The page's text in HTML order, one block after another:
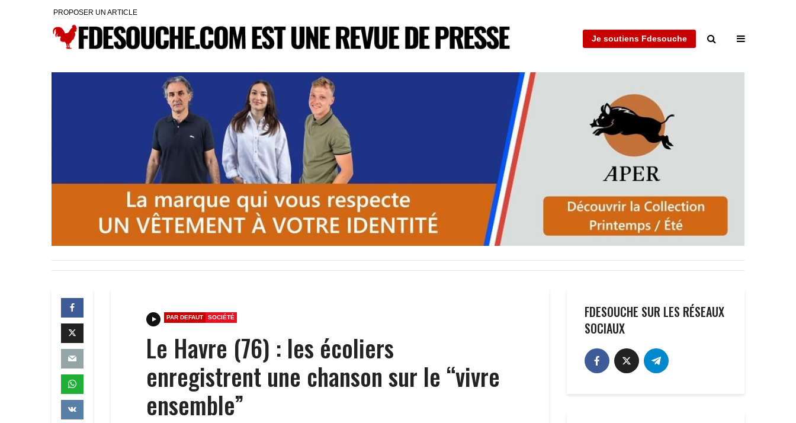
PROPOSER UN ARTICLE
Je soutiens Fdesouche
PAR DEFAUT SOCIÉTÉ
Le Havre (76) : les écoliers
enregistrent une chanson sur le “vivre
ensemble”
FDESOUCHE SUR LES RÉSEAUX
SOCIAUX